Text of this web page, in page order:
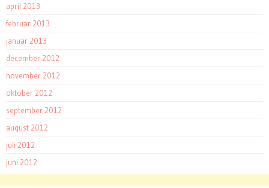
april 2013
februar 2013
januar 2013
december 2012
november 2012
oktober 2012
september 2012
august 2012
juli 2012
juni 2012